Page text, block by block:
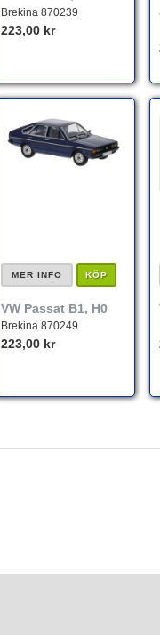
Brekina 870239
223,00 kr
MER INFO KÖP
VW Passat B1, H0
Brekina 870249
223,00 kr